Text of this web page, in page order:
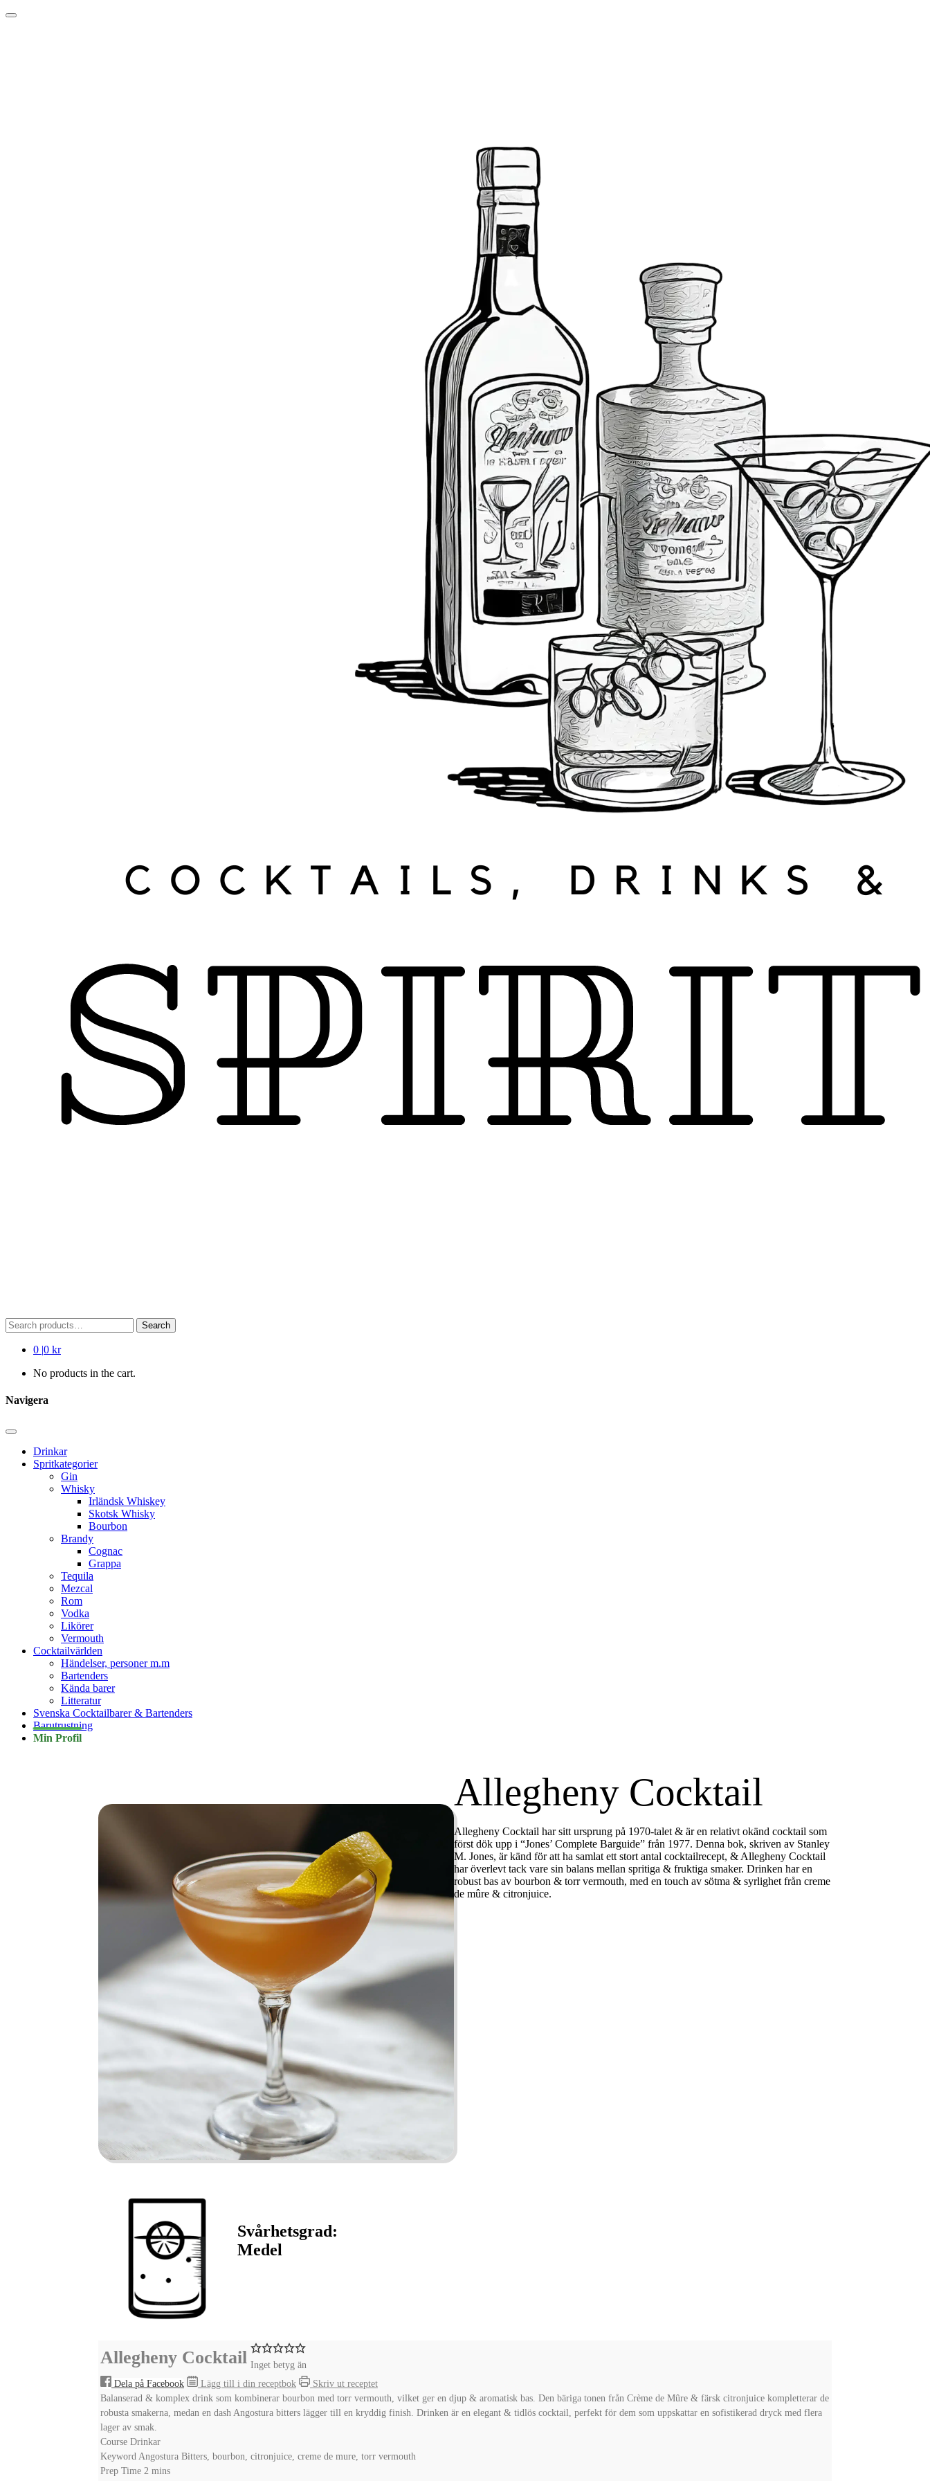
Skip
Search
for:
Search
0 |0 kr
No products in the cart.
Navigera
Drinkar
Spritkategorier
Gin
Whisky
Irländsk Whiskey
Skotsk Whisky
Bourbon
Brandy
Cognac
Grappa
Tequila
Mezcal
Rom
Vodka
Likörer
Vermouth
Cocktailvärlden
Händelser, personer m.m
Bartenders
Kända barer
Litteratur
Svenska Cocktailbarer & Bartenders
Barutrustning
Min Profil
Allegheny Cocktail
Allegheny Cocktail har sitt ursprung på 1970-talet & är en relativt okänd cocktail som
först dök upp i “Jones’ Complete Barguide” från 1977. Denna bok, skriven av Stanley
M. Jones, är känd för att ha samlat ett stort antal cocktailrecept, & Allegheny Cocktail
har överlevt tack vare sin balans mellan spritiga & fruktiga smaker. Drinken har en
robust bas av bourbon & torr vermouth, med en touch av sötma & syrlighet från creme
de mûre & citronjuice.
Svårhetsgrad:
Medel
Allegheny Cocktail Inget betyg än
Dela på Facebook
Lägg till i din receptbok
Skriv ut receptet
Balanserad & komplex drink som kombinerar bourbon med torr vermouth, vilket ger en djup & aromatisk bas. Den bäriga tonen från Crème de Mûre & färsk citronjuice kompletterar de
robusta smakerna, medan en dash Angostura bitters lägger till en kryddig finish. Drinken är en elegant & tidlös cocktail, perfekt för dem som uppskattar en sofistikerad dryck med flera
lager av smak.
Course Drinkar
Keyword Angostura Bitters, bourbon, citronjuice, creme de mure, torr vermouth
Prep Time 2 minutes
mins